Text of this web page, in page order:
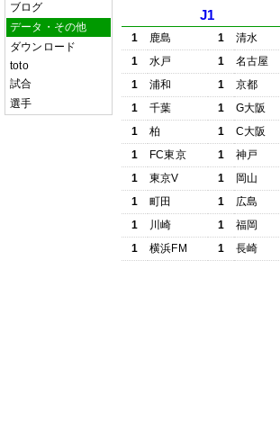
ブログ
データ・その他
ダウンロード
toto
試合
選手
J1
1 鹿島 1
清水
1
水戸 1
名古屋
1
浦和 1
京都
1
千葉 1
G大阪
1
柏 1
C大阪
1
FC東京 1
神戸
1
東京V 1
岡山
1
町田 1
広島
1
川崎 1
福岡
1
横浜FM 1 長崎